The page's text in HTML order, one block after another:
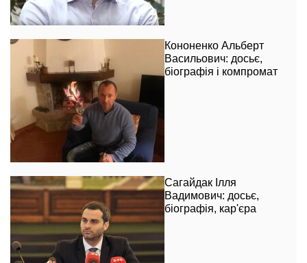
Кононенко Альберт
Васильович: досьє,
біографія і компромат
Сагайдак Ілля
Вадимович: досьє,
біографія, кар'єра